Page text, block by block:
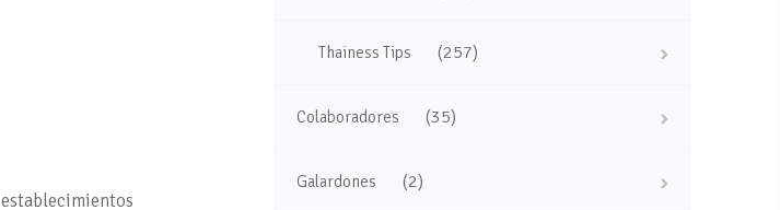
Thainess Tips (257)
Colaboradores (35)
Galardones (2)